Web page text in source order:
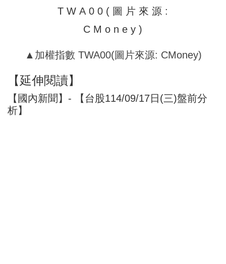
▲加權指數 TWA00(圖片來源: CMoney)
【延伸閱讀】
【國內新聞】- 【台股114/09/17日(三)盤前分
析】